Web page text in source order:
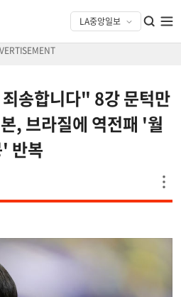
송합니다" 8강 문턱만
, 브라질에 역전패 '월
반복